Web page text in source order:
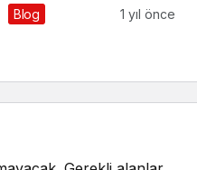
Blog 1 yıl önce